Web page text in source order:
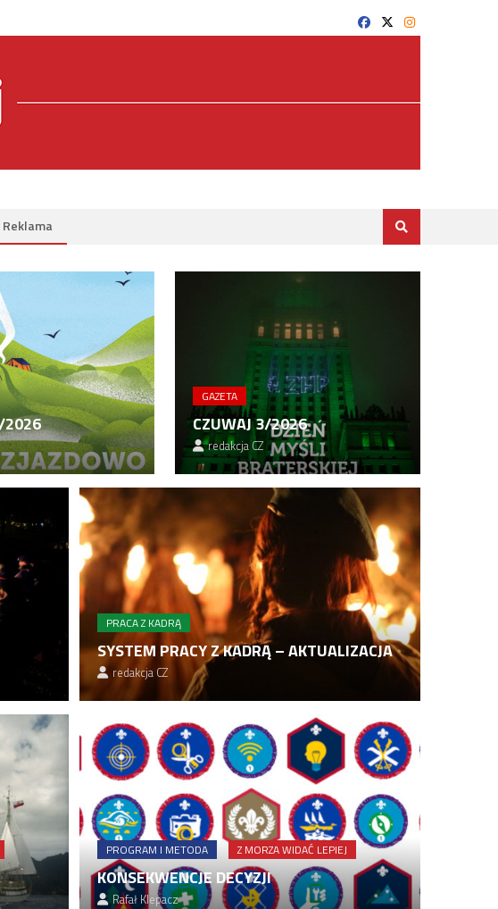
Reklama
2026
GAZETA
CZUWAJ 3/2026
redakcja CZ
PRACA Z KADRĄ
SYSTEM PRACY Z KADRĄ – AKTUALIZACJA
redakcja CZ
PROGRAM I METODA Z MORZA WIDAĆ LEPIEJ
KONSEKWENCJE DECYZJI
Rafał Klepacz